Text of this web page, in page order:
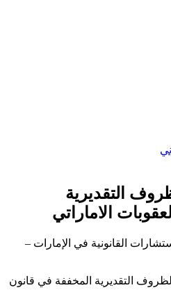
التقديرية
الاماراتي
القانونية في الإمارات –
والظروف التقديرية المخففة في قانون